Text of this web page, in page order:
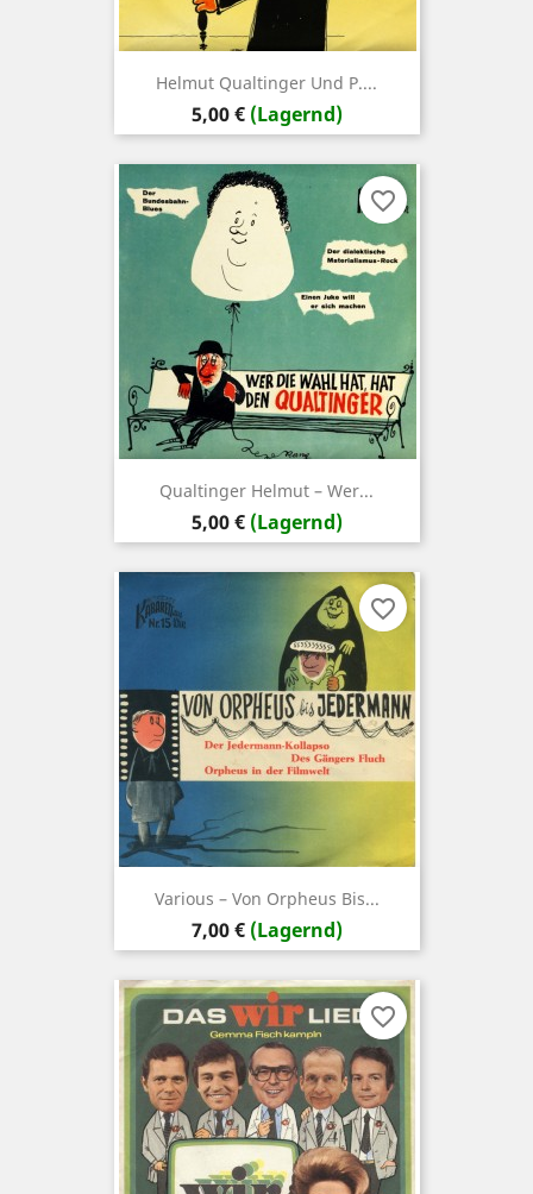
Helmut Qualtinger Und P....
Preis
5,00 € (Lagernd)
Qualtinger ‎Helmut – Wer...
Preis
5,00 € (Lagernd)
favorite_border
Various ‎– Von Orpheus Bis...
Preis
7,00 € (Lagernd)
favorite_border
favorite_border